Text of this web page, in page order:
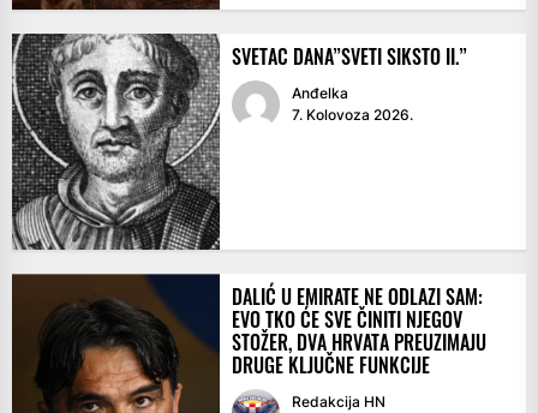
SVETAC DANA”SVETI SIKSTO II.”
Anđelka
7. Kolovoza 2026.
DALIĆ U EMIRATE NE ODLAZI SAM:
EVO TKO ĆE SVE ČINITI NJEGOV
STOŽER, DVA HRVATA PREUZIMAJU
DRUGE KLJUČNE FUNKCIJE
Redakcija HN